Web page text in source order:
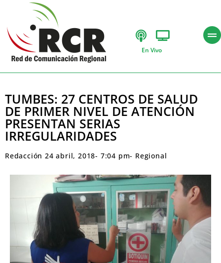
En Vivo
TUMBES: 27 CENTROS DE SALUD
DE PRIMER NIVEL DE ATENCIÓN
PRESENTAN SERIAS
IRREGULARIDADES
Redacción 24 abril, 2018- 7:04 pm- Regional